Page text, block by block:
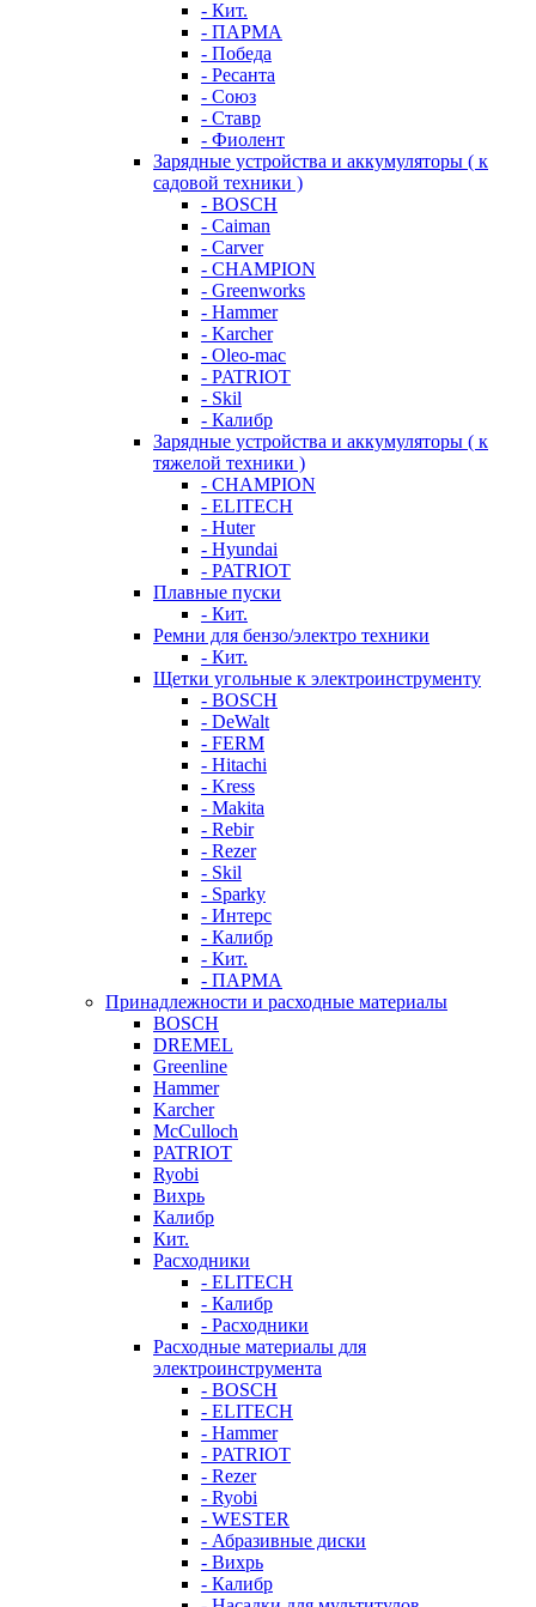
- Кит.
- ПАРМА
- Победа
- Ресанта
- Союз
- Ставр
- Фиолент
Зарядные устройства и аккумуляторы ( к
садовой техники )
- BOSCH
- Caiman
- Carver
- CHAMPION
- Greenworks
- Hammer
- Karcher
- Oleo-mac
- PATRIOT
- Skil
- Калибр
Зарядные устройства и аккумуляторы ( к
тяжелой техники )
- CHAMPION
- ELITECH
- Huter
- Hyundai
- PATRIOT
Плавные пуски
- Кит.
Ремни для бензо/электро техники
- Кит.
Щетки угольные к электроинструменту
- BOSCH
- DeWalt
- FERM
- Hitachi
- Kress
- Makita
- Rebir
- Rezer
- Skil
- Sparky
- Интерс
- Калибр
- Кит.
- ПАРМА
Принадлежности и расходные материалы
BOSCH
DREMEL
Greenline
Hammer
Karcher
McCulloch
PATRIOT
Ryobi
Вихрь
Калибр
Кит.
Расходники
- ELITECH
- Калибр
- Расходники
Расходные материалы для
электроинструмента
- BOSCH
- ELITECH
- Hammer
- PATRIOT
- Rezer
- Ryobi
- WESTER
- Абразивные диски
- Вихрь
- Калибр